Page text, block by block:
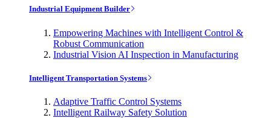
Industrial Equipment Builder
Empowering Machines with Intelligent Control &
Robust Communication
Industrial Vision AI Inspection in Manufacturing
Intelligent Transportation Systems
Adaptive Traffic Control Systems
Intelligent Railway Safety Solution